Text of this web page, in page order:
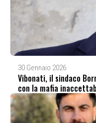
30 Gennaio 2026
Vibonati, il sindaco
con la mafia